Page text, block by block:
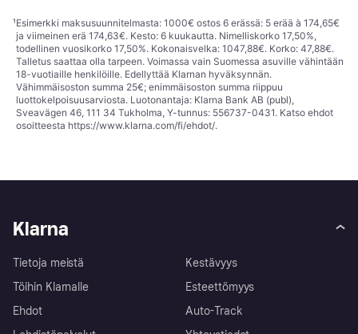
¹Esimerkki maksusuunnitelmasta: 1000€ ostos 6 erässä: 5 erää à 174,65€
ja viimeinen erä 174,63€. Kesto: 6 kuukautta. Nimelliskorko 17,50%,
todellinen vuosikorko 17,50%. Kokonaisvelka: 1047,88€. Korko: 47,88€.
Talletus saattaa olla tarpeen. Voimassa vain Suomessa asuville vähintään
18-vuotiaille henkilöille. Edellyttää Klarnan hyväksynnän.
Vähimmäisoston summa 25€; enimmäisoston summa riippuu
luottokelpoisuusarviosta. Luotonantaja: Klarna Bank AB (publ),
Sveavägen 46, 111 34 Tukholma, Y-tunnus: 556737-0431. Katso ehdot
osoitteesta https://www.klarna.com/fi/ehdot/.
Klarna
Tietoja meistä
Töihin Klarnalle
Ehdot
Kestävyys
Esteettömyys
Auto-Track